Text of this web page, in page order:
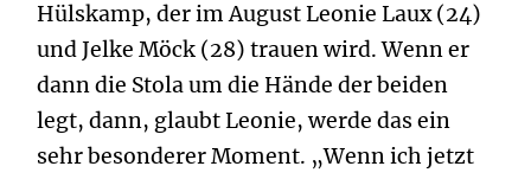
Hülskamp, der im August Leonie Laux (24)
und Jelke Möck (28) trauen wird. Wenn er
dann die Stola um die Hände der beiden
legt, dann, glaubt Leonie, werde das ein
sehr besonderer Moment. „Wenn ich jetzt